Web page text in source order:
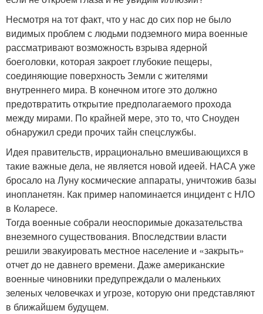
Несмотря на тот факт, что у нас до сих пор не было
видимых проблем с людьми подземного мира военные
рассматривают возможность взрыва ядерной
боеголовки, которая закроет глубокие пещеры,
соединяющие поверхность Земли с жителями
внутреннего мира. В конечном итоге это должно
предотвратить открытие предполагаемого прохода
между мирами. По крайней мере, это то, что Сноуден
обнаружил среди прочих тайн спецслужбы.
Идея правительств, иррационально вмешивающихся в
такие важные дела, не является новой идеей. НАСА уже
бросало на Луну космические аппараты, уничтожив базы
инопланетян. Как пример напоминается инцидент с НЛО
в Коларесе.
Тогда военные собрали неоспоримые доказательства
внеземного существования. Впоследствии власти
решили эвакуировать местное население и «закрыть»
отчет до не давнего времени. Даже американские
военные чиновники предупреждали о маленьких
зеленых человечках и угрозе, которую они представляют
в ближайшем будущем.